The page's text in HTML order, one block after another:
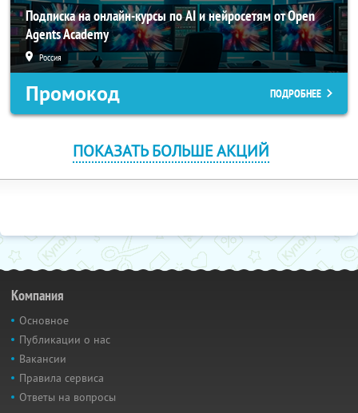
Подписка на онлайн-курсы по AI и нейросетям от Open
Agents Academy
Россия
Промокод ПОДРОБНЕЕ
ПОКАЗАТЬ БОЛЬШЕ АКЦИЙ
Компания
Основное
Публикации о нас
Вакансии
Правила сервиса
Ответы на вопросы